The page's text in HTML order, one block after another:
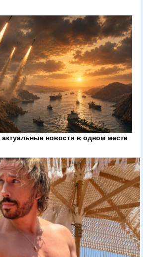
новости в одном месте